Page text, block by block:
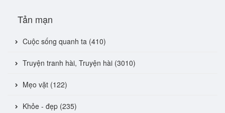
Tản mạn
Cuộc sống quanh ta (410)
Truyện tranh hài, Truyện hài (3010)
Mẹo vặt (122)
Khỏe - đẹp (235)